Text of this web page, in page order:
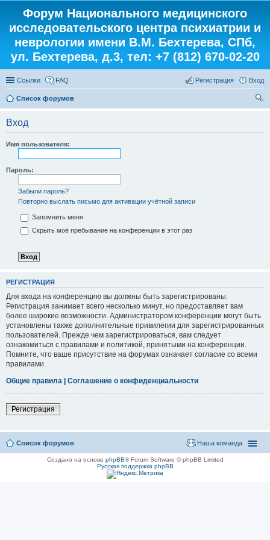
Форум Национального медицинского
исследовательского центра психиатрии и
неврологии имени В.М. Бехтерева, СПб,
ул. Бехтерева, д.3, тел: +7 (812) 670-02-20
Ссылки FAQ Вход
Регистрация
Список форумов
Вход
Имя пользователя:
Пароль:
Забыли пароль?
Повторно выслать письмо для активации учётной записи
Запомнить меня
Скрыть моё пребывание на конференции в этот раз
РЕГИСТРАЦИЯ
Для входа на конференцию вы должны быть зарегистрированы.
Регистрация занимает всего несколько минут, но предоставляет вам
более широкие возможности. Администратором конференции могут быть
установлены также дополнительные привилегии для зарегистрированных
пользователей. Прежде чем зарегистрироваться, вам следует
ознакомиться с правилами и политикой, принятыми на конференции.
Помните, что ваше присутствие на форумах означает согласие со всеми
правилами.
Общие правила | Соглашение о конфиденциальности
Регистрация
Список форумов Наша команда
Создано на основе phpBB® Forum Software © phpBB Limited
Русская поддержка phpBB